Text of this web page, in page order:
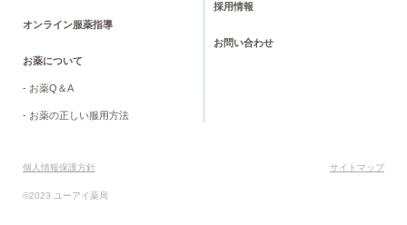
オンライン服薬指導
お薬について
- お薬Q＆A
- お薬の正しい服用方法
採用情報
お問い合わせ
©2023 ユーアイ薬局
個人情報保護方針 サイトマップ